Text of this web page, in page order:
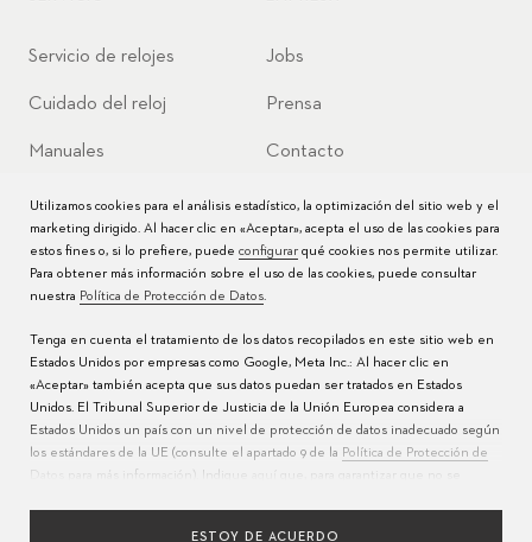
Servicio de relojes
Cuidado del reloj
Manuales
Preguntas frecuentes
Centros de servicio
Jobs
Prensa
Contacto
IDIOMAS
ABASTECIMIENTO RESPONSABLE CONFIGURACIÓN DE COOKIES
Utilizamos cookies para el análisis estadístico, la optimización del sitio web y el
marketing dirigido. Al hacer clic en «Aceptar», acepta el uso de las cookies para
estos fines o, si lo prefiere, puede configurarqué cookies nos permite utilizar.
Para obtener más información sobre el uso de las cookies, puede consultar
nuestra Política de Protección de Datos.
Tenga en cuenta el tratamiento de los datos recopilados en este sitio web en
Estados Unidos por empresas como Google, Meta Inc.: Al hacer clic en
«Aceptar» también acepta que sus datos puedan ser tratados en Estados
Unidos. El Tribunal Superior de Justicia de la Unión Europea considera a
Estados Unidos un país con un nivel de protección de datos inadecuado según
los estándares de la UE (consulte el apartado 9 de la Política de Protección de
para más información). Indique
ESTOY DE ACUERDO